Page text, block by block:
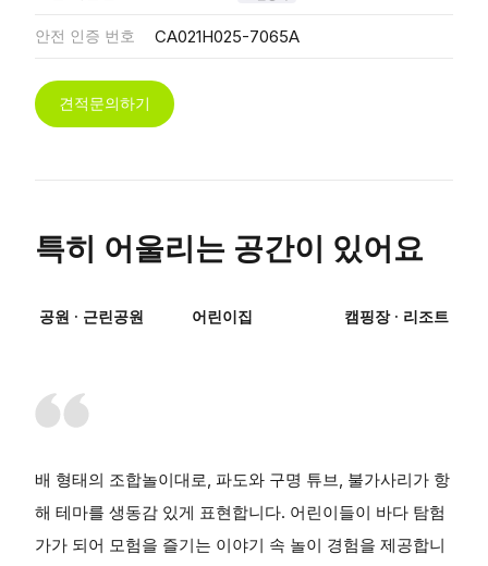
안전 인증 번호 CA021H025-7065A
견적문의하기
특히 어울리는 공간이 있어요
공원 · 근린공원 어린이집 캠핑장 · 리조트
배 형태의 조합놀이대로, 파도와 구명 튜브, 불가사리가 항
해 테마를 생동감 있게 표현합니다. 어린이들이 바다 탐험
가가 되어 모험을 즐기는 이야기 속 놀이 경험을 제공합니